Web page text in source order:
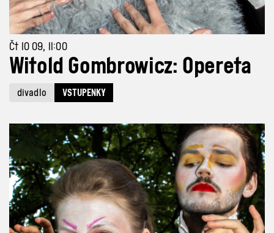
Čt 10 09, 11:00
Witold Gombrowicz: Opereta
divadlo VSTUPENKY